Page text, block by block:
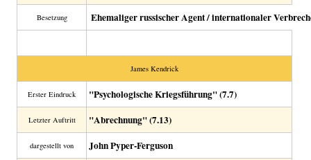
Besetzung Ehemaliger russischer Agent / internationaler
James Kendrick
Erster Eindruck "Psychologische Kriegsführung" (7.7)
Letzter Auftritt "Abrechnung" (7.13)
dargestellt von John Pyper-Ferguson